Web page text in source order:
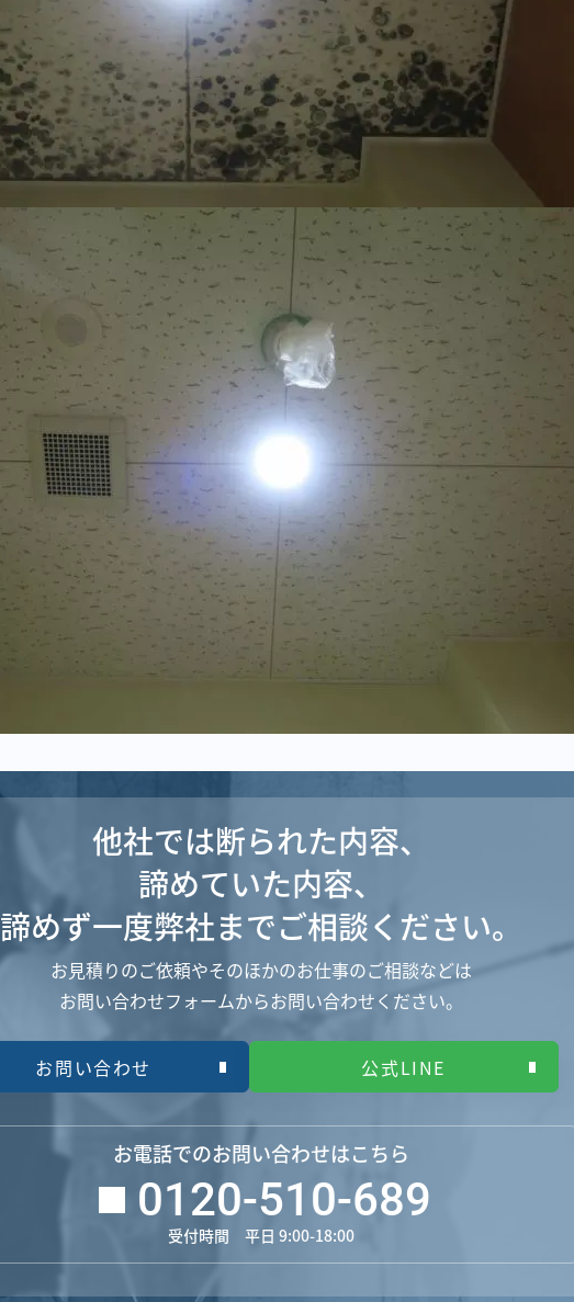
他社では断られた内容、
諦めていた内容、
諦めず一度弊社までご相談ください。
お見積りのご依頼やそのほかのお仕事のご相談などは
お問い合わせフォームからお問い合わせください。
お問い合わせ 公式LINE
お電話でのお問い合わせはこちら
0120-510-689
受付時間 平日 9:00-18:00